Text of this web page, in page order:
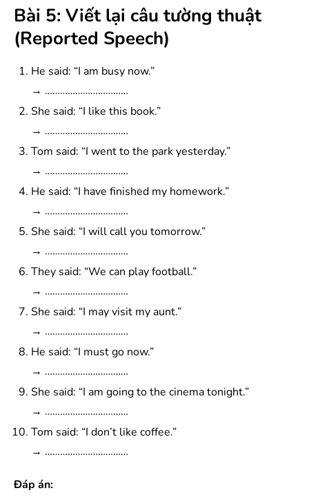
Bài 5: Viết lại câu tường thuật
(Reported Speech)
He said: “I am busy now.”
→ ……………………………
She said: “I like this book.”
→ ……………………………
Tom said: “I went to the park yesterday.”
→ ……………………………
He said: “I have finished my homework.”
→ ……………………………
She said: “I will call you tomorrow.”
→ ……………………………
They said: “We can play football.”
→ ……………………………
She said: “I may visit my aunt.”
→ ……………………………
He said: “I must go now.”
→ ……………………………
She said: “I am going to the cinema tonight.”
→ ……………………………
Tom said: “I don’t like coffee.”
→ ……………………………
Đáp án: